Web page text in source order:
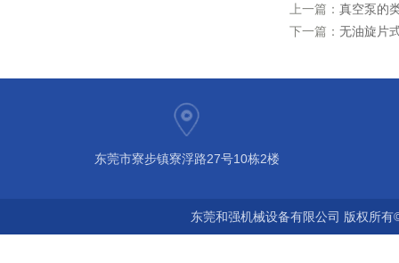
上一篇： 真空泵的
下一篇： 无油旋片
东莞市寮步镇寮浮路27号10栋2楼
东莞和强机械设备有限公司 版权所